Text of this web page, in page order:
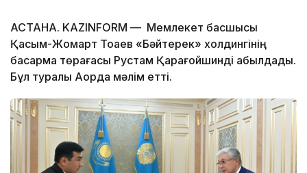
АСТАНА. KAZINFORM — Мемлекет басшысы
Қасым-Жомарт Тоқаев «Бәйтерек» холдингінің
басқарма төрағасы Рустам Қарағойшинді қабылдады.
Бұл туралы Ақорда мәлім етті.